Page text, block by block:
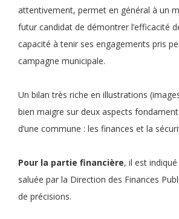
attentivement, permet en général à un
futur candidat de démontrer l’efficacité
capacité à tenir ses engagements pris
campagne municipale.
Un bilan très riche en illustrations
bien maigre sur deux aspects
d’une commune : les finances et la
Pour la partie financière, il est
saluée par la Direction des Finances
de précisions.